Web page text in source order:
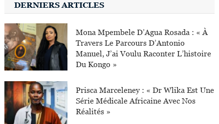
DERNIERS ARTICLES
Mona Mpembele D’Agua Rosada : « À
Travers Le Parcours D’Antonio
Manuel, J’ai Voulu Raconter L’histoire
Du Kongo »
Prisca Marceleney : « Dr Wlika Est Une
Série Médicale Africaine Avec Nos
Réalités »